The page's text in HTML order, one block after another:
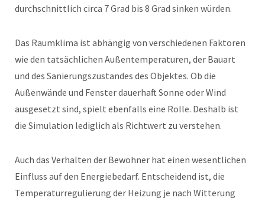
durchschnittlich circa 7 Grad bis 8 Grad sinken würden.
Das Raumklima ist abhängig von verschiedenen Faktoren
wie den tatsächlichen Außentemperaturen, der Bauart
und des Sanierungszustandes des Objektes. Ob die
Außenwände und Fenster dauerhaft Sonne oder Wind
ausgesetzt sind, spielt ebenfalls eine Rolle. Deshalb ist
die Simulation lediglich als Richtwert zu verstehen.
Auch das Verhalten der Bewohner hat einen wesentlichen
Einfluss auf den Energiebedarf. Entscheidend ist, die
Temperaturregulierung der Heizung je nach Witterung